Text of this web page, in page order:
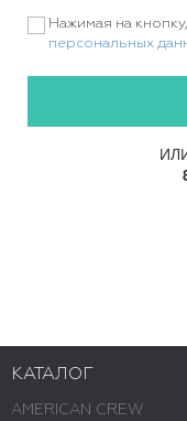
Нажимая на
персональных
КАТАЛОГ
AMERICAN CREW